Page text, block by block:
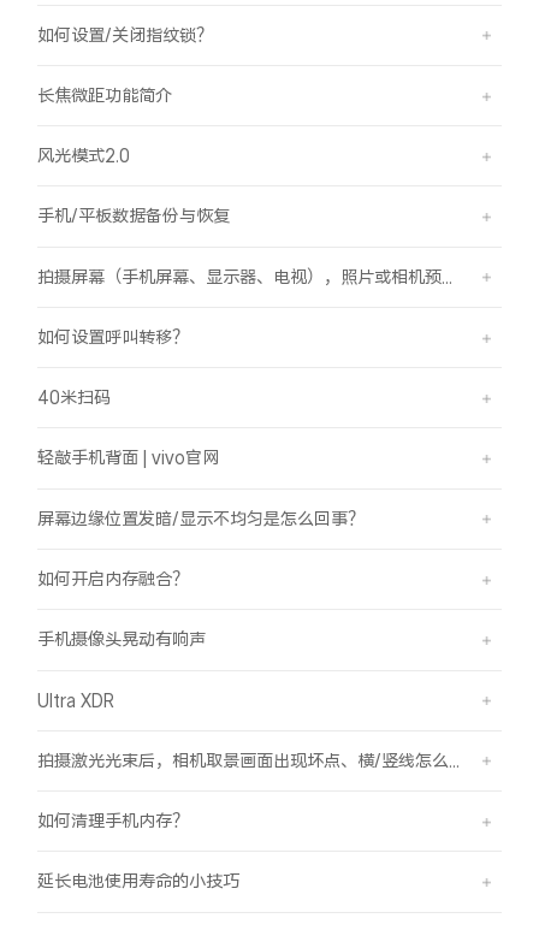
如何设置/关闭指纹锁？
长焦微距功能简介
风光模式2.0
手机/平板数据备份与恢复
如何设置呼叫转移？
40米扫码
轻敲手机背面 | vivo官网
屏幕边缘位置发暗/显示不均匀是怎么回事？
如何开启内存融合？
手机摄像头晃动有响声
Ultra XDR
如何清理手机内存？
延长电池使用寿命的小技巧